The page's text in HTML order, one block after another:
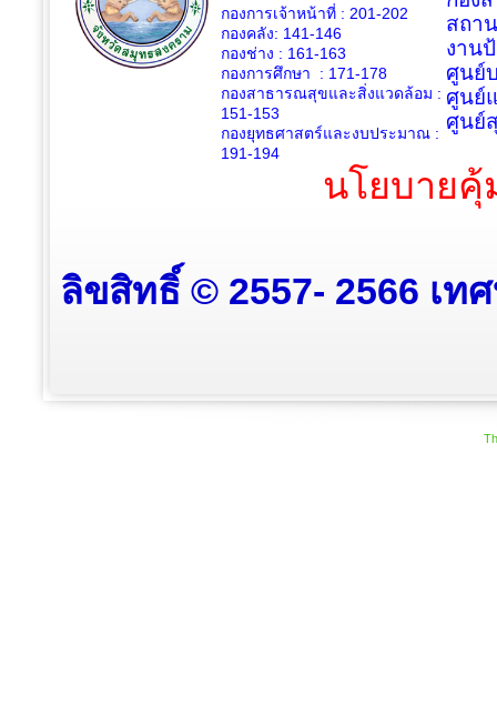
กองการเจ้าหน้าที่ : 201-202
กองคลัง: 141-146
กองช่าง : 161-163
กองการศึกษา : 171-178
กองสาธารณสุขและสิ่งแวดล้อม :
151-153
กองยุทธศาสตร์และงบประมาณ :
191-194
สถา
งาน
ศูนย์
ศูนย์
ศูนย์
นโยบาย
ลิขสิทธิ์ © 2557- 2566 เท